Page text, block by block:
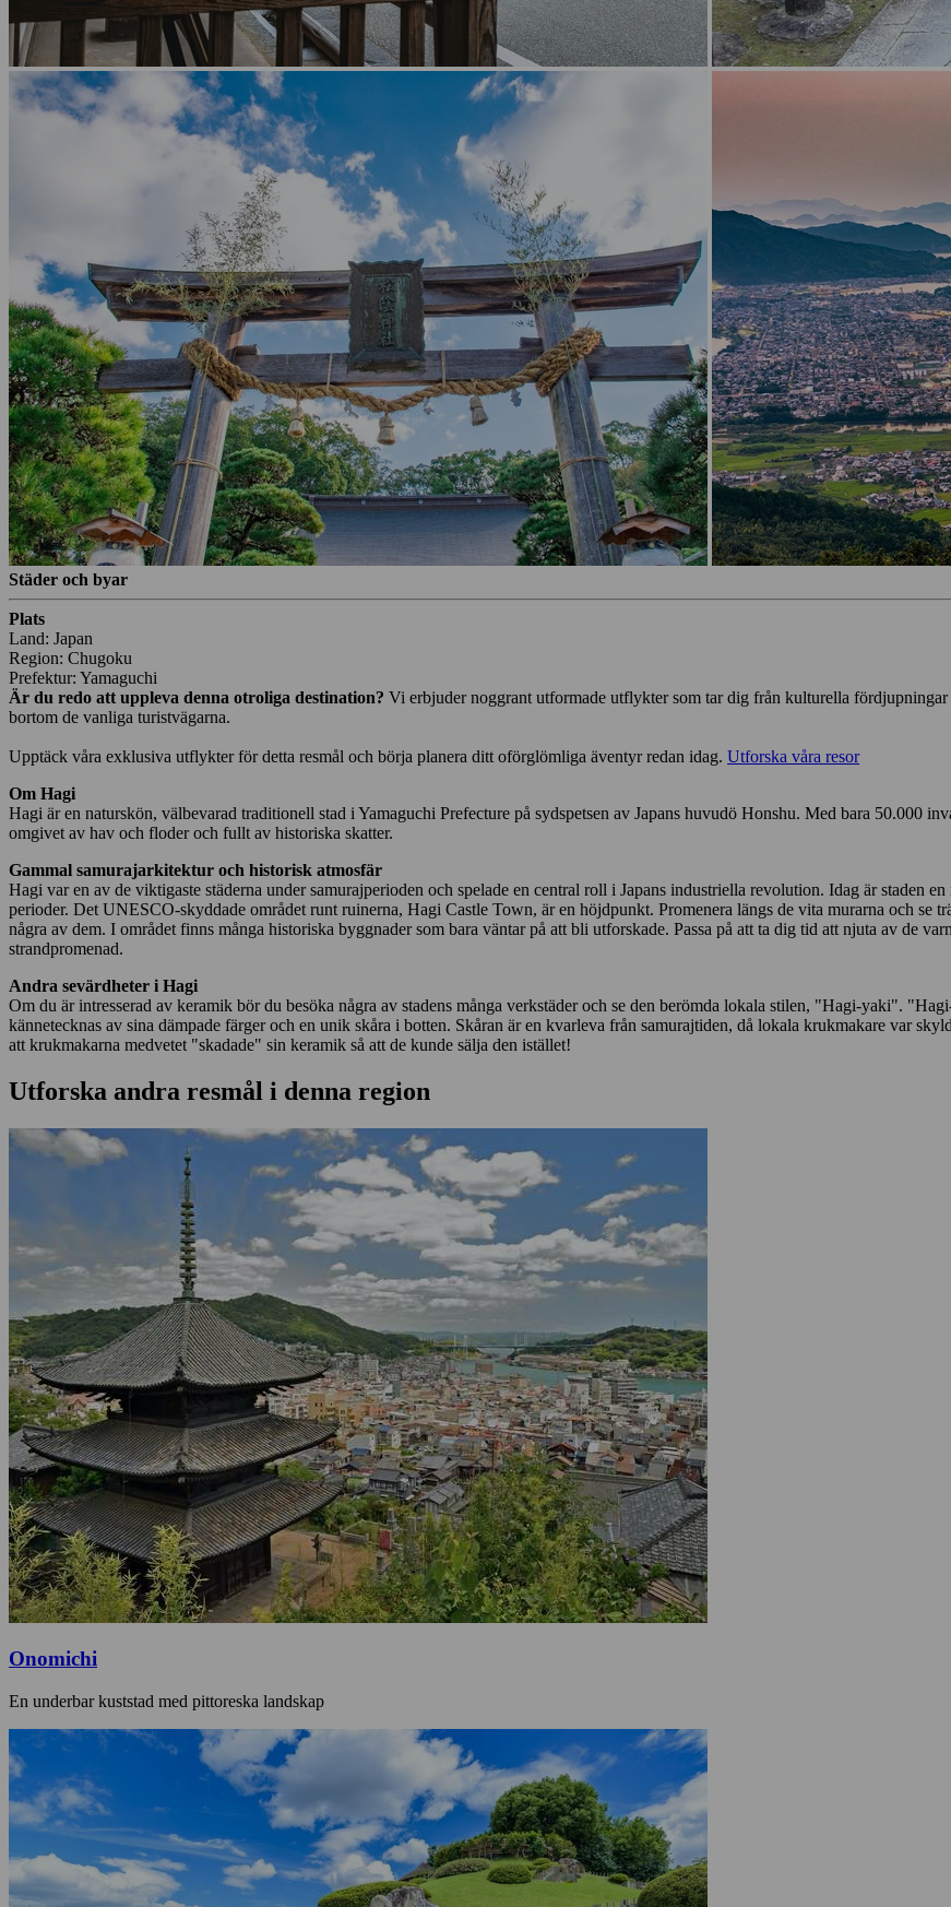
Städer och byar
Plats
Land: Japan
Region: Chugoku
Prefektur: Yamaguchi
Är du redo att uppleva denna otroliga destination? Vi erbjuder noggrant utformade utflykter som tar dig från kulturella
bortom de vanliga turistvägarna.
Upptäck våra exklusiva utflykter för detta resmål och börja planera ditt oförglömliga äventyr redan idag. Utforska våra resor
Om Hagi
Hagi är en naturskön, välbevarad traditionell stad i Yamaguchi Prefecture på sydspetsen av Japans huvudö Honshu. Med bara 50.000
omgivet av hav och floder och fullt av historiska skatter.
Gammal samurajarkitektur och historisk atmosfär
Hagi var en av de viktigaste städerna under samurajperioden och spelade en central roll i Japans industriella revolution. Idag är staden
perioder. Det UNESCO-skyddade området runt ruinerna, Hagi Castle Town, är en höjdpunkt. Promenera längs de vita murarna och se
några av dem. I området finns många historiska byggnader som bara väntar på att bli utforskade. Passa på att ta dig tid att njuta av de
strandpromenad.
Andra sevärdheter i Hagi
Om du är intresserad av keramik bör du besöka några av stadens många verkstäder och se den berömda lokala stilen, "Hagi-yaki".
kännetecknas av sina dämpade färger och en unik skåra i botten. Skåran är en kvarleva från samurajtiden, då lokala krukmakare var
att krukmakarna medvetet "skadade" sin keramik så att de kunde sälja den istället!
Utforska andra resmål i denna region
Onomichi
En underbar kuststad med pittoreska landskap